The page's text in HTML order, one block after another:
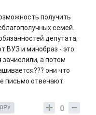
получить
семей..
депутата,
ВУЗ и минобраз - это
а потом
они что
письмо отвечают
0